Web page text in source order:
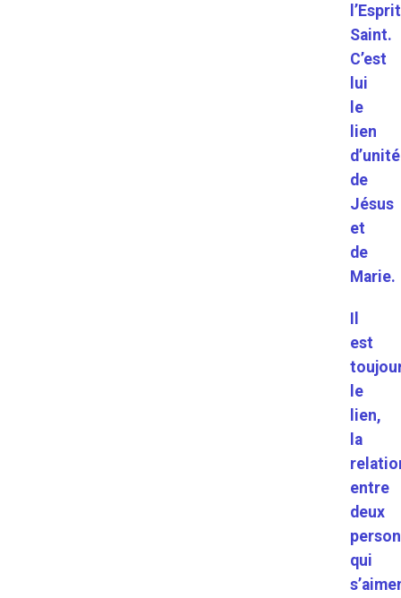
Saint.
C’est
lui
le
lien
d’unité
de
Jésus
et
de
Marie.
Il
est
le
lien,
la
entre
deux
qui